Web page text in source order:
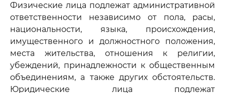
Физические лица подлежат административной
ответственности независимо от пола, расы,
национальности, языка, происхождения,
имущественного и должностного положения,
места жительства, отношения к религии,
убеждений, принадлежности к общественным
объединениям, а также других обстоятельств.
Юридические лица подлежат